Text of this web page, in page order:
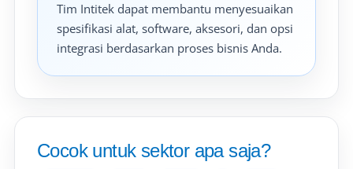
Tim Intitek dapat membantu menyesuaikan
spesifikasi alat, software, aksesori, dan opsi
integrasi berdasarkan proses bisnis Anda.
Cocok untuk sektor apa saja?